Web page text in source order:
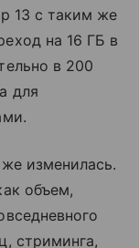
13 с таким же
на 16 ГБ в
в 200
для
изменилась.
объем,
стриминга,